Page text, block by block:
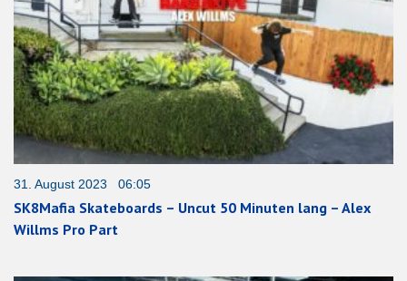
31. August 2023 06:05
SK8Mafia Skateboards – Uncut 50 Minuten lang – Alex
Willms Pro Part